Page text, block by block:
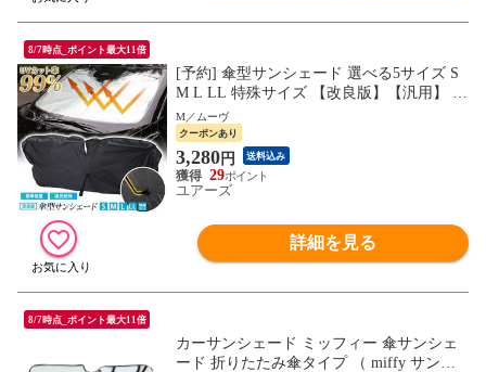
8/7時点_ポイント最大11倍
[予約] 傘型サンシェード 選べる5サイズ S
M L LL 特殊サイズ 【改良版】【汎用】 フ
ロント用 フロントガラス uvカット 紫外線
カット 紫外線対策 日除け 遮光 車用 日焼
け対策 プライバシー保護 傘 [1]
M／ムーヴ
クーポンあり
3,280円 送料込み
29
ユアーズ
詳細を見る
8/7時点_ポイント最大11倍
カーサンシェード ミッフィー 傘サンシェ
ード 折りたたみ傘タイプ （ miffy サンシ